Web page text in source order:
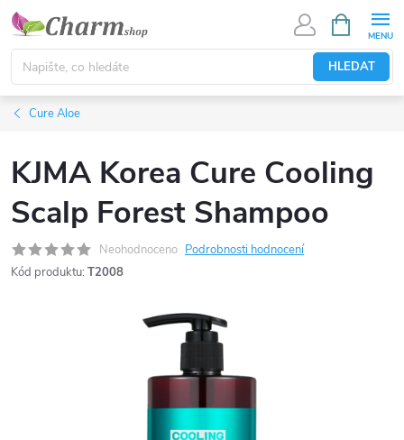
Přejít
obsah
HLEDAT
NÁKUPNÍ
KOŠÍK
Cure Aloe
KJMA Korea Cure Cooling
Scalp Forest Shampoo
Neohodnoceno Podrobnosti hodnocení
Kód produktu: T2008